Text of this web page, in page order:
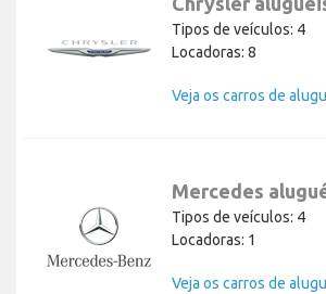
Tipos de veículos: 4
Locadoras: 8
Veja os carros de
Mercedes
Tipos de veículos: 4
Locadoras: 1
Veja os carros de